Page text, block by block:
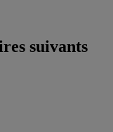
suivants